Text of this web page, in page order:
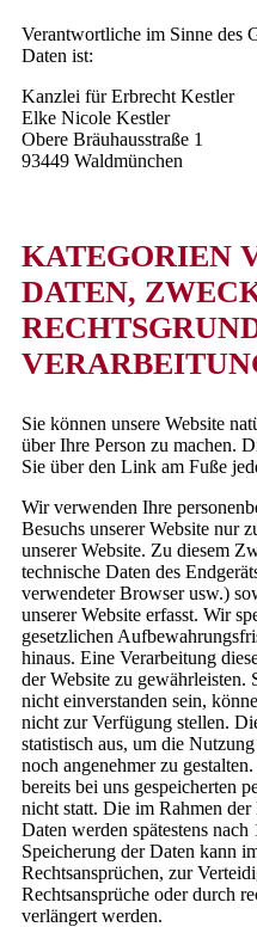
Verantwortliche im Sinne des
Daten ist:
Kanzlei für Erbrecht Kestler
Elke Nicole Kestler
Obere Bräuhausstraße 1
93449 Waldmünchen
KATEGORIEN
DATEN,
Sie können unsere Website
über Ihre Person zu machen.
Sie über den Link am Fuße
Wir verwenden Ihre
Besuchs unserer Website nur
unserer Website. Zu diesem
technische Daten des
verwendeter Browser usw.)
unserer Website erfasst. Wir
gesetzlichen
hinaus. Eine Verarbeitung
der Website zu gewährleisten.
nicht einverstanden sein,
nicht zur Verfügung stellen.
statistisch aus, um die
noch angenehmer zu
bereits bei uns gespeicherten
nicht statt. Die im Rahmen
Daten werden spätestens
Speicherung der Daten kann
Rechtsansprüchen, zur
Rechtsansprüche oder durch
verlängert werden.